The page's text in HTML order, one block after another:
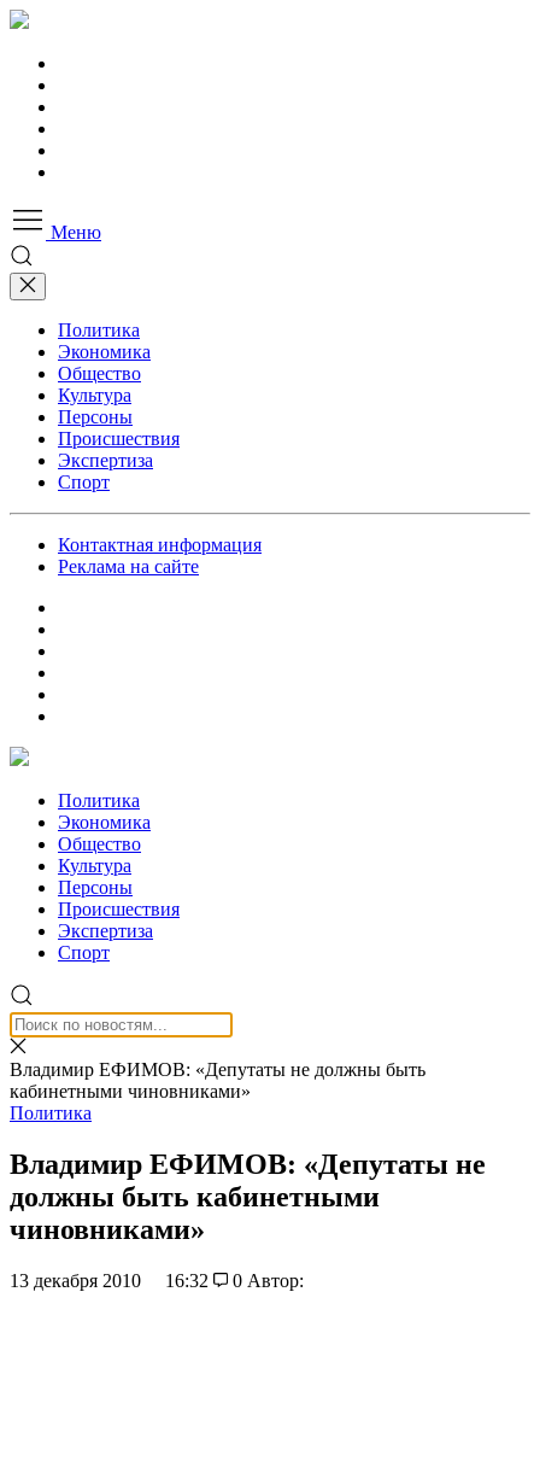
Меню
Политика
Экономика
Общество
Культура
Персоны
Происшествия
Экспертиза
Спорт
Контактная информация
Реклама на сайте
Политика
Экономика
Общество
Культура
Персоны
Происшествия
Экспертиза
Спорт
Владимир ЕФИМОВ: «Депутаты не должны быть
кабинетными чиновниками»
Политика
Владимир ЕФИМОВ: «Депутаты не
должны быть кабинетными
чиновниками»
13 декабря 2010 16:32 0 Автор: